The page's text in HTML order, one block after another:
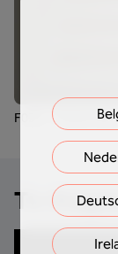
F030 - Pebble
Tv-